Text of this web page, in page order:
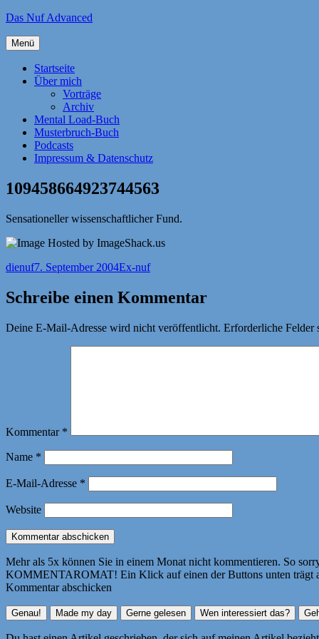
Zum
springen
Das Nuf Advanced
Menü
Startseite
Über mich
Vorträge
Archiv
Mental Load-Buch
Musterbruch-Buch
Podcasts
Impressum & Datenschutz
109458664923744563
Sensationeller wissenschaftlicher Fund.
Autor
dienufVeröffentlicht
7. September 2004Kategorien
Ex-nuf
Schreibe einen Kommentar
Deine E-Mail-Adresse wird nicht veröffentlicht. Erforderliche Felder
Kommentar *
Name *
E-Mail-Adresse *
Website
Mehr als 5x können Sie in einem Monat nicht kommentieren. So
KOMMENTAROMAT! Ein Klick auf einen der Buttons unten trägt
Kommentar abschicken